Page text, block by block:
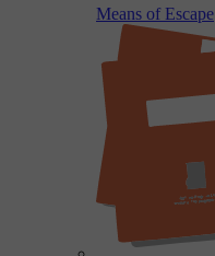
Means of Escape